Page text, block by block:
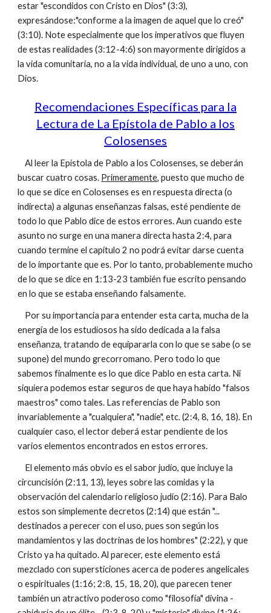
estar "escondidos con Cristo en Dios" (3:3),
expresándose:"conforme a la imagen de aquel que lo creó"
(3:10). Note especialmente que los imperativos que fluyen
de estas realidades (3:12-4:6) son mayormente dirigidos a
la vida comunitaria, no a la vida individual, de uno a uno, con
Dios.
Recomendaciones Específicas para la
Lectura de La Epístola de Pablo a los
Colosenses
Al leer la Epístola de Pablo a los Colosenses, se deberán
buscar cuatro cosas. Primeramente, puesto que mucho de
lo que se dice en Colosenses es en respuesta directa (o
indirecta) a algunas enseñanzas falsas, esté pendiente de
todo lo que Pablo dice de estos errores. Aun cuando este
asunto no surge en una manera directa hasta 2:4, para
cuando termine el capítulo 2 no podrá evitar darse cuenta
de lo importante que es. Por lo tanto, probablemente mucho
de lo que se dice en 1:13-23 también fue escrito pensando
en lo que se estaba enseñando falsamente.
Por su importancia para entender esta carta, mucha de la
energía de los estudiosos ha sido dedicada a la falsa
enseñanza, tratando de equipararla con lo que se sabe (o se
supone) del mundo grecorromano. Pero todo lo que
sabemos finalmente es lo que dice Pablo en esta carta. Ni
siquiera podemos estar seguros de que haya habido "falsos
maestros" como tales. Las referencias de Pablo son
invariablemente a "cualquiera", "nadie", etc. (2:4, 8, 16, 18). En
cualquier caso, el lector deberá estar pendiente de los
varios elementos encontrados en estos errores.
El elemento más obvio es el sabor judío, que incluye la
circuncisión (2:11, 13), leyes sobre las comidas y la
observación del calendario religioso judío (2:16). Para Balo
estos son simplemente decretos (2:14) que están "...
destinados a perecer con el uso, pues son según los
mandamientos y las doctrinas de los hombres" (2:22), y que
Cristo ya ha quitado. Al parecer, este elemento está
mezclado con supersticiones acerca de poderes angelicales
o espirituales (1:16; 2:8, 15, 18, 20), que parecen tener
también un atractivo poderoso como "filosofía" divina -